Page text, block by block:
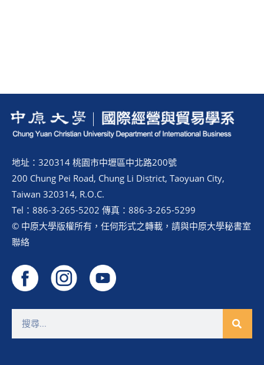
地址：320314 桃園市中壢區中北路200號
200 Chung Pei Road, Chung Li District, Taoyuan City,
Taiwan 320314, R.O.C.
Tel：886-3-265-5202 傳真：886-3-265-5299
© 中原大學版權所有，任何形式之轉載，請與中原大學秘書室
聯絡